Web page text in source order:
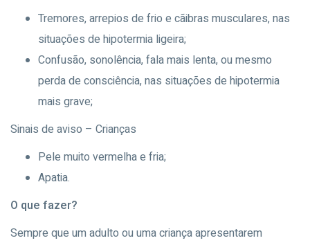
Tremores, arrepios de frio e cãibras musculares, nas
situações de hipotermia ligeira;
Confusão, sonolência, fala mais lenta, ou mesmo
perda de consciência, nas situações de hipotermia
mais grave;
Sinais de aviso – Crianças
Pele muito vermelha e fria;
Apatia.
O que fazer?
Sempre que um adulto ou uma criança apresentarem